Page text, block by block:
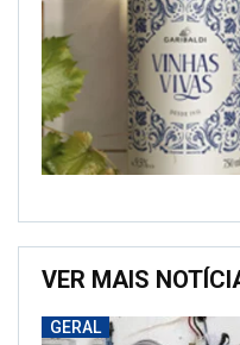
VER MAIS
GERAL